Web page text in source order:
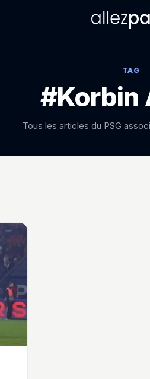
TAG
#Korbin
Tous les articles du PSG